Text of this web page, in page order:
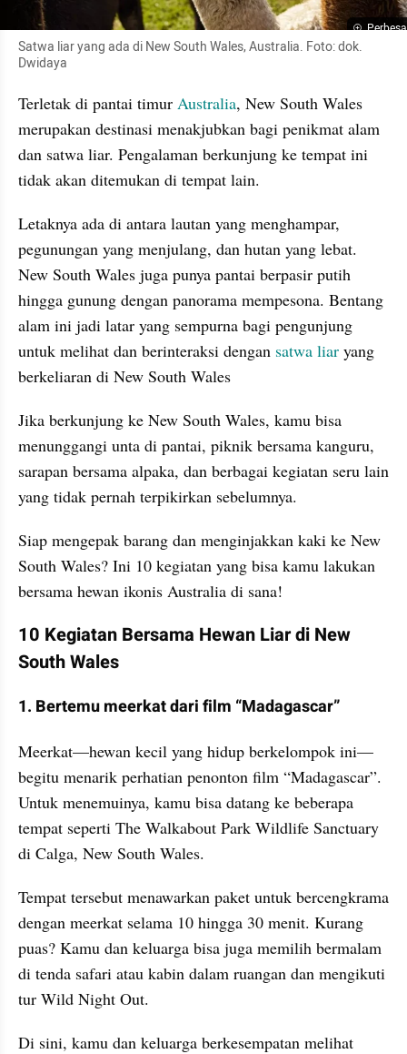
Satwa liar yang ada di New South Wales, Australia. Foto: dok.
Dwidaya
Terletak di pantai timur Australia, New South Wales
merupakan destinasi menakjubkan bagi penikmat alam
dan satwa liar. Pengalaman berkunjung ke tempat ini
tidak akan ditemukan di tempat lain.
Letaknya ada di antara lautan yang menghampar,
pegunungan yang menjulang, dan hutan yang lebat.
New South Wales juga punya pantai berpasir putih
hingga gunung dengan panorama mempesona. Bentang
alam ini jadi latar yang sempurna bagi pengunjung
untuk melihat dan berinteraksi dengan satwa liar yang
berkeliaran di New South Wales
Jika berkunjung ke New South Wales, kamu bisa
menunggangi unta di pantai, piknik bersama kanguru,
sarapan bersama alpaka, dan berbagai kegiatan seru lain
yang tidak pernah terpikirkan sebelumnya.
Siap mengepak barang dan menginjakkan kaki ke New
South Wales? Ini 10 kegiatan yang bisa kamu lakukan
bersama hewan ikonis Australia di sana!
10 Kegiatan Bersama Hewan Liar di New
South Wales
1. Bertemu meerkat dari film “Madagascar”
Meerkat—hewan kecil yang hidup berkelompok ini—
begitu menarik perhatian penonton film “Madagascar”.
Untuk menemuinya, kamu bisa datang ke beberapa
tempat seperti The Walkabout Park Wildlife Sanctuary
di Calga, New South Wales.
Tempat tersebut menawarkan paket untuk bercengkrama
dengan meerkat selama 10 hingga 30 menit. Kurang
puas? Kamu dan keluarga bisa juga memilih bermalam
di tenda safari atau kabin dalam ruangan dan mengikuti
tur Wild Night Out.
Di sini, kamu dan keluarga berkesempatan melihat